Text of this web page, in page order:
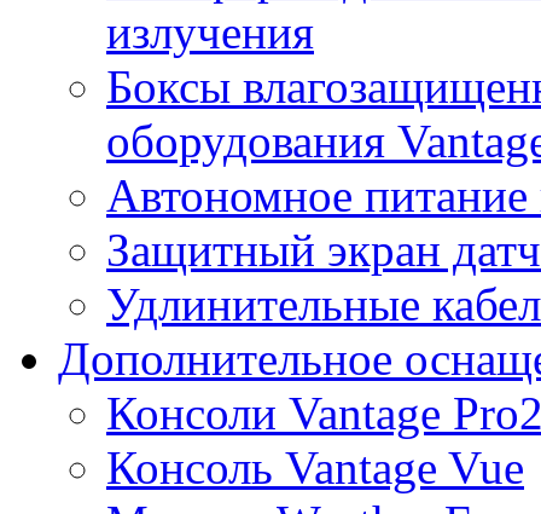
излучения
Боксы
оборудования
Автономное питание
Защитный экран
Удлинительные
Дополнительное
Консоли Vantage
Консоль Vantage Vue